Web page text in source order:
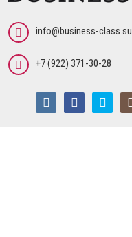
info@business-class.su
+7 (922) 371-30-28